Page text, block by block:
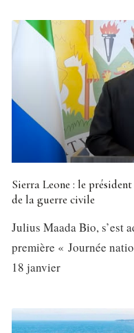
Sierra Leone : le
de la guerre civile
Julius Maada Bio, s’est
première « Journée
18 janvier